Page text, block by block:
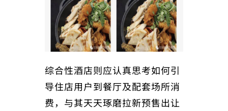
综合性酒店则应认真思考如何引
导住店用户到餐厅及配套场所消
费，与其天天琢磨拉新预售出让